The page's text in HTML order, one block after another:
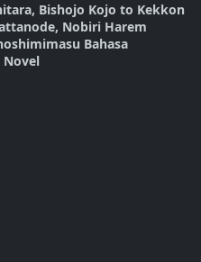
Bishojo Kojo to Kekkon
Nobiri Harem
Bahasa